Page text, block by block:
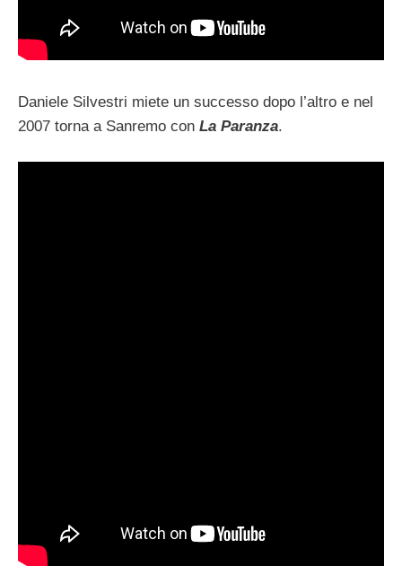
Daniele Silvestri miete un successo dopo l’altro e nel
2007 torna a Sanremo con La Paranza.